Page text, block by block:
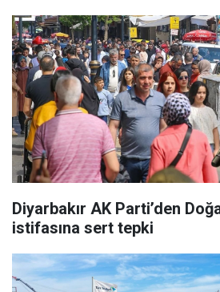
Diyarbakır AK Parti’den
istifasına sert tepki